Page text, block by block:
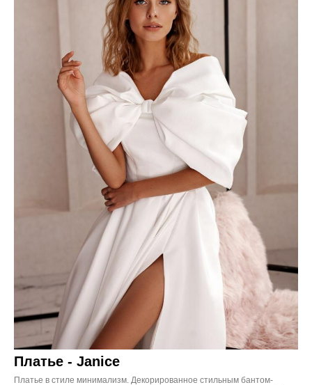
Платье - Janice
Платье в стиле минимализм. Декорированное стильным бантом-